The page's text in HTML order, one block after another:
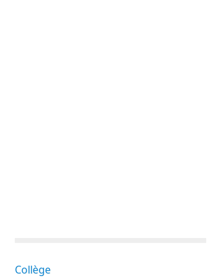
Collège